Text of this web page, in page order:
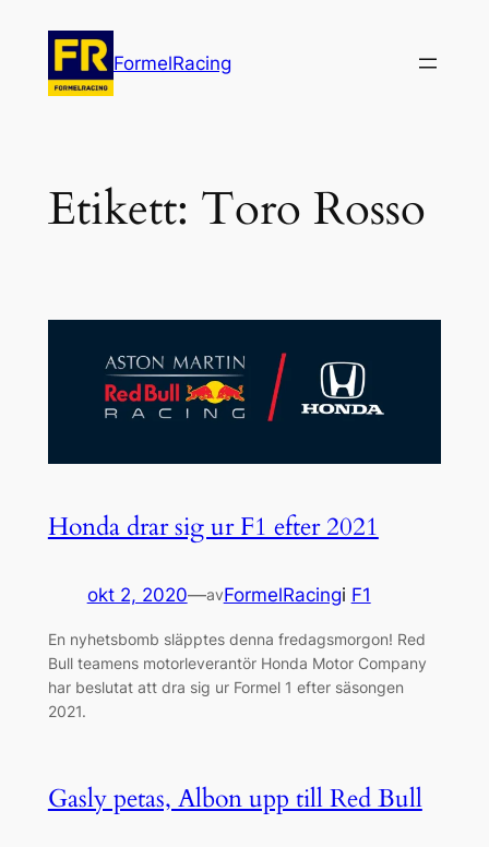
innehåll
FormelRacing
Etikett: Toro Rosso
Honda drar sig ur F1 efter 2021
okt 2, 2020—avFormelRacingi F1
En nyhetsbomb släpptes denna fredagsmorgon! Red
Bull teamens motorleverantör Honda Motor Company
har beslutat att dra sig ur Formel 1 efter säsongen
2021.
Gasly petas, Albon upp till Red Bull